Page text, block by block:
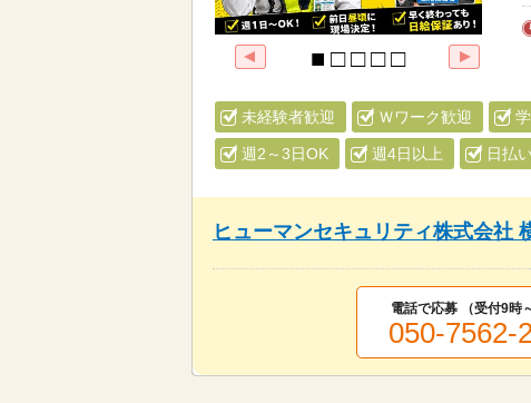
未経験者歓迎 Ｗワーク歓迎
週2～3日OK 週4日以上 日払
ヒューマンセキュリティ株式会社
電話で応募 （受付9時
050-7562-